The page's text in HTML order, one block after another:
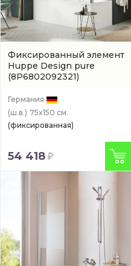
Фиксированный элемент
Huppe Design pure
(8P6802092321)
Германия
(ш.в.) 75x150 см.
(фиксированная)
54 418